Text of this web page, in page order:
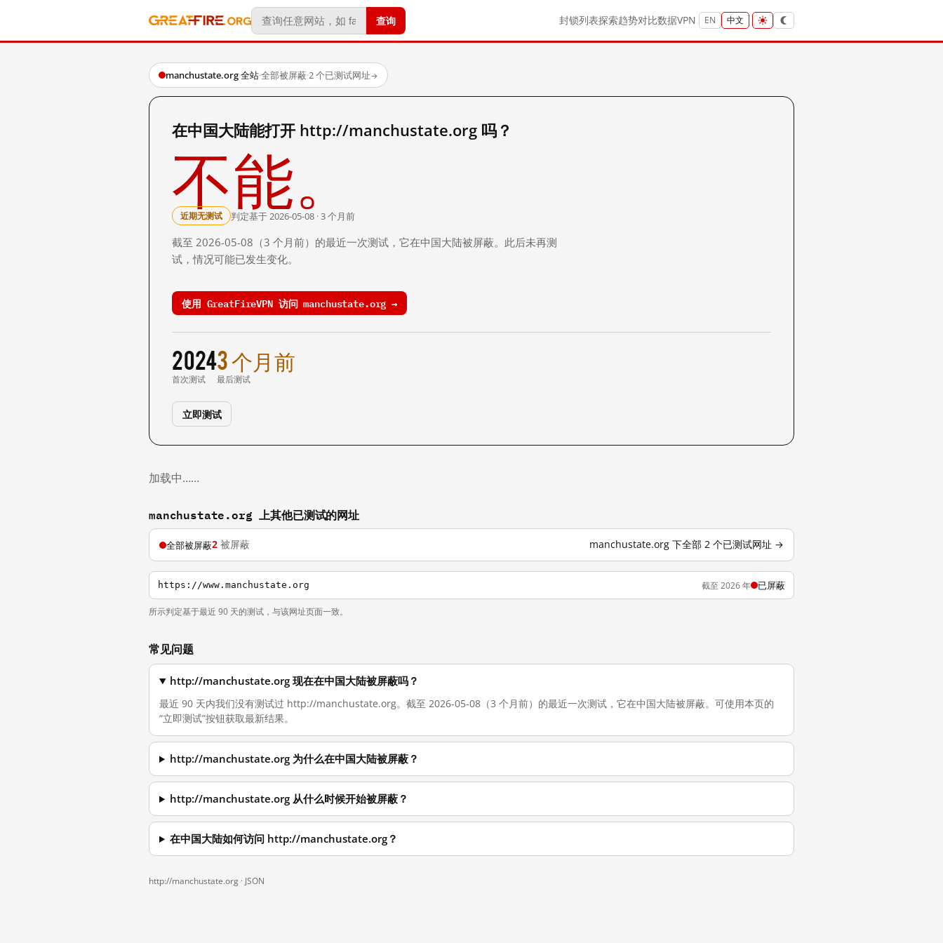
查询 封锁列表探索趋势对比数据VPN EN 中文
manchustate.org 全站·全部被屏蔽·2 个已测试网址→
在中国大陆能打开 http://manchustate.org 吗？
不能。
近期无测试 判定基于 2026-05-08 · 3 个月前
截至 2026-05-08（3 个月前）的最近一次测试，它在中国大陆被屏蔽。此后未再测
试，情况可能已发生变化。
使用 GreatFireVPN 访问 manchustate.org →
2024
首次测试
3 个月前
最后测试
立即测试
加载中……
manchustate.org 上其他已测试的网址
全部被屏蔽2 被屏蔽 manchustate.org 下全部 2 个已测试网址 →
https://www.manchustate.org 截至 2026 年 已屏蔽
所示判定基于最近 90 天的测试，与该网址页面一致。
常见问题
http://manchustate.org 现在在中国大陆被屏蔽吗？
最近 90 天内我们没有测试过 http://manchustate.org。截至 2026-05-08（3 个月前）的最近一次测试，它在中国大陆被屏蔽。可使用本页的
“立即测试”按钮获取最新结果。
http://manchustate.org 为什么在中国大陆被屏蔽？
http://manchustate.org 从什么时候开始被屏蔽？
在中国大陆如何访问 http://manchustate.org？
http://manchustate.org · JSON